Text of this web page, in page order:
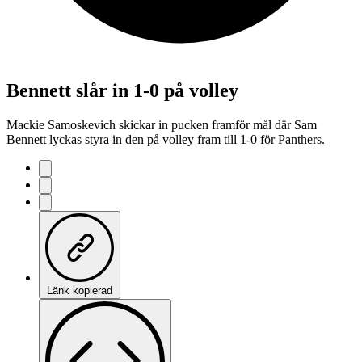
Bennett slår in 1-0 på volley
Mackie Samoskevich skickar in pucken framför mål där Sam
Bennett lyckas styra in den på volley fram till 1-0 för Panthers.
Länk kopierad